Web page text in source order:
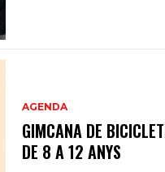
AGENDA
GIMCANA DE
DE 8 A 12 ANYS